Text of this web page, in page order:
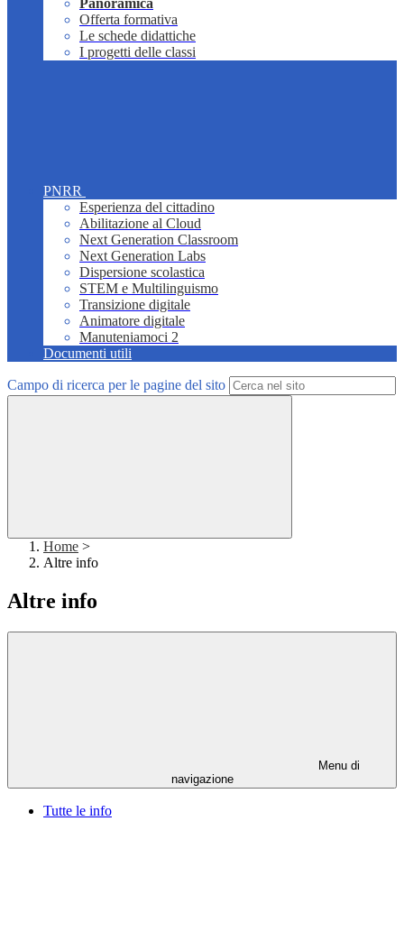
Panoramica
Offerta formativa
Le schede didattiche
I progetti delle classi
PNRR
Esperienza del cittadino
Abilitazione al Cloud
Next Generation Classroom
Next Generation Labs
Dispersione scolastica
STEM e Multilinguismo
Transizione digitale
Animatore digitale
Manuteniamoci 2
Documenti utili
Campo di ricerca per le pagine del sito
Home >
Altre info
Altre info
Menu di
navigazione
Tutte le info